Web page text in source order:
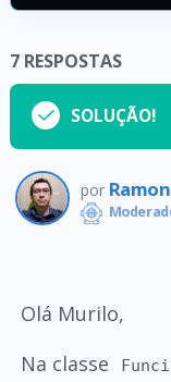
7 RESPOSTAS
SOLUÇÃO!
por
Olá Murilo,
Na classe